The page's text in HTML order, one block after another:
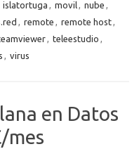
ik
islatortuga , movil, nube ,
, remote , remote host,
, teleestudio ,
, virus
en Datos
mes